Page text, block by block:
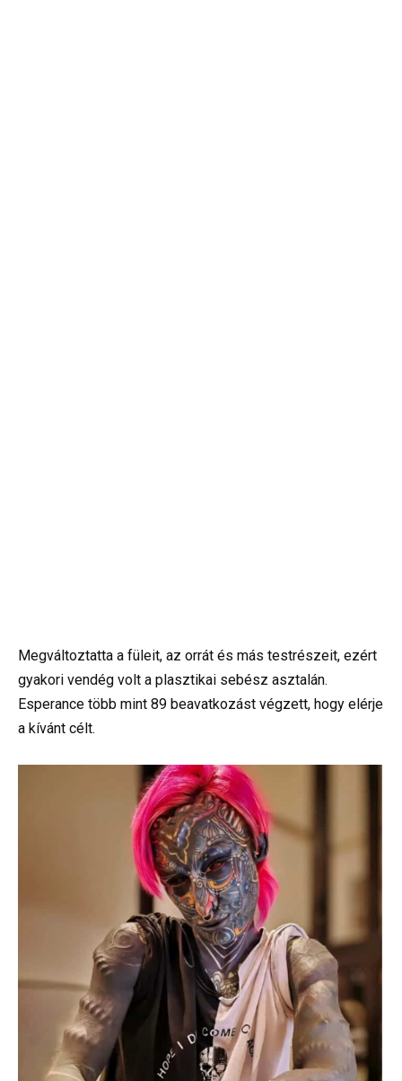
Megváltoztatta a füleit, az orrát és más testrészeit, ezért
gyakori vendég volt a plasztikai sebész asztalán.
Esperance több mint 89 beavatkozást végzett, hogy elérje
a kívánt célt.